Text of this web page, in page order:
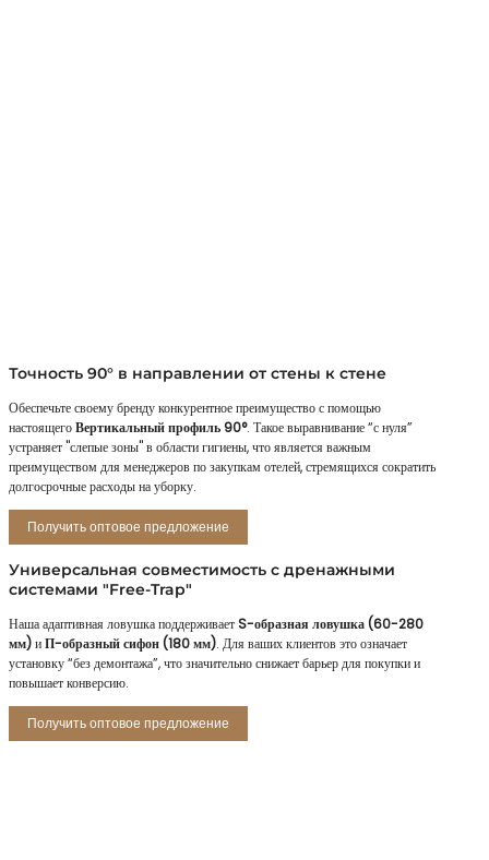
Точность 90° в направлении от стены к стене
Обеспечьте своему бренду конкурентное преимущество с помощью
настоящегоВертикальный профиль 90°. Такое выравнивание “с нуля”
устраняет "слепые зоны" в области гигиены, что является важным
преимуществом для менеджеров по закупкам отелей, стремящихся сократить
долгосрочные расходы на уборку.
Получить оптовое предложение
Универсальная совместимость с дренажными
системами "Free-Trap"
Наша адаптивная ловушка поддерживаетS-образная ловушка (60-280
мм)иП-образный сифон (180 мм). Для ваших клиентов это означает
установку “без демонтажа”, что значительно снижает барьер для покупки и
повышает конверсию.
Получить оптовое предложение